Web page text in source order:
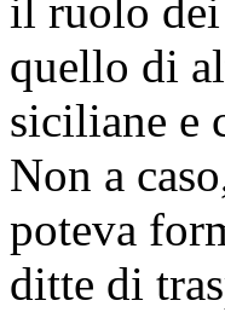
il ruolo dei
quello di
siciliane e
Non a
poteva
ditte di